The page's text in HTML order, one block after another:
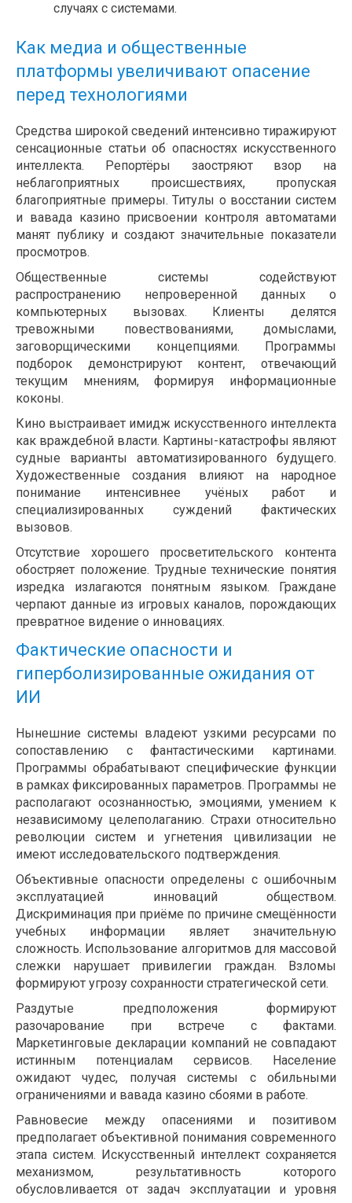
случаях с системами.
Как медиа и общественные
платформы увеличивают опасение
перед технологиями
Средства широкой сведений интенсивно тиражируют
сенсационные статьи об опасностях искусственного
интеллекта. Репортёры заостряют взор на
неблагоприятных происшествиях, пропуская
благоприятные примеры. Титулы о восстании систем
и вавада казино присвоении контроля автоматами
манят публику и создают значительные показатели
просмотров.
Общественные системы содействуют
распространению непроверенной данных о
компьютерных вызовах. Клиенты делятся
тревожными повествованиями, домыслами,
заговорщическими концепциями. Программы
подборок демонстрируют контент, отвечающий
текущим мнениям, формируя информационные
коконы.
Кино выстраивает имидж искусственного интеллекта
как враждебной власти. Картины-катастрофы являют
судные варианты автоматизированного будущего.
Художественные создания влияют на народное
понимание интенсивнее учёных работ и
специализированных суждений фактических
вызовов.
Отсутствие хорошего просветительского контента
обостряет положение. Трудные технические понятия
изредка излагаются понятным языком. Граждане
черпают данные из игровых каналов, порождающих
превратное видение о инновациях.
Фактические опасности и
гиперболизированные ожидания от
ИИ
Нынешние системы владеют узкими ресурсами по
сопоставлению с фантастическими картинами.
Программы обрабатывают специфические функции
в рамках фиксированных параметров. Программы не
располагают осознанностью, эмоциями, умением к
независимому целеполаганию. Страхи относительно
революции систем и угнетения цивилизации не
имеют исследовательского подтверждения.
Объективные опасности определены с ошибочным
эксплуатацией инноваций обществом.
Дискриминация при приёме по причине смещённости
учебных информации являет значительную
сложность. Использование алгоритмов для массовой
слежки нарушает привилегии граждан. Взломы
формируют угрозу сохранности стратегической сети.
Раздутые предположения формируют
разочарование при встрече с фактами.
Маркетинговые декларации компаний не совпадают
истинным потенциалам сервисов. Население
ожидают чудес, получая системы с обильными
ограничениями и вавада казино сбоями в работе.
Равновесие между опасениями и позитивом
предполагает объективной понимания современного
этапа систем. Искусственный интеллект сохраняется
механизмом, результативность которого
обусловливается от задач эксплуатации и уровня